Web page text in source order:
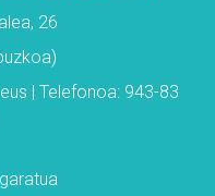
26
| Telefonoa: 943-83